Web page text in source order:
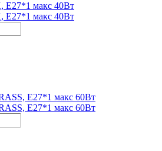
E27*1 макс 40Вт
E27*1 макс 40Вт
E27*1 макс 60Вт
E27*1 макс 60Вт